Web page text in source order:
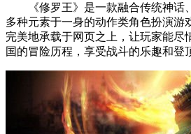
《修罗王》是一款融合传统神话
多种元素于一身的动作类角色扮演游
完美地承载于网页之上，让玩家能尽
国的冒险历程，享受战斗的乐趣和登